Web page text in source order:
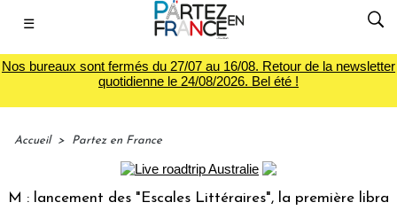
☰
Nos bureaux sont fermés du 27/07 au 16/08. Retour de la newsletter
quotidienne le 24/08/2026. Bel été !
Accueil > Partez en France
des "Escales Littéraires", la première librairie